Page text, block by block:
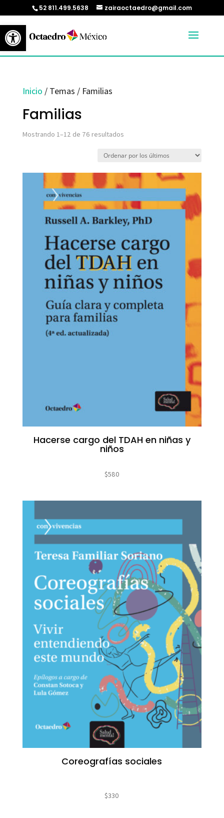
Abrir barra de herramientas
52 811.499.5638 zairaoctaedro@gmail.com
Inicio / Temas / Familias
Familias
Mostrando 1–12 de 76 resultadosOrdenado
últimos
Hacerse cargo del TDAH en niñas y
niños
$580
Coreografías sociales
$330